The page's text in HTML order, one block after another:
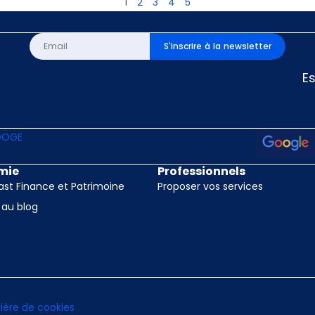
S'inscrire à la newsletter
Finance et Patrimoine
blog
Professionnels
Proposer vos services
de cookies